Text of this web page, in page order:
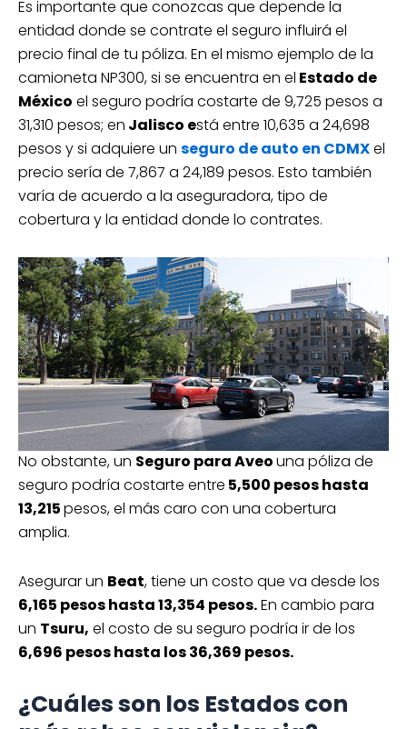
Es importante que conozcas que depende la
entidad donde se contrate el seguro influirá el
precio final de tu póliza. En el mismo ejemplo de la
camioneta NP300, si se encuentra en el Estado de
México el seguro podría costarte de 9,725 pesos a
31,310 pesos; en Jalisco está entre 10,635 a 24,698
pesos y si adquiere un seguro de auto en CDMXel
precio sería de 7,867 a 24,189 pesos. Esto también
varía de acuerdo a la aseguradora, tipo de
cobertura y la entidad donde lo contrates.
No obstante, un Seguro para Aveouna póliza de
seguro podría costarte entre 5,500 pesos hasta
13,215pesos, el más caro con una cobertura
amplia.
Asegurar un Beat, tiene un costo que va desde los
6,165 pesos hasta 13,354 pesos.En cambio para
un Tsuru, el costo de su seguro podría ir de los
6,696 pesos hasta los 36,369 pesos.
¿Cuáles son los Estados con